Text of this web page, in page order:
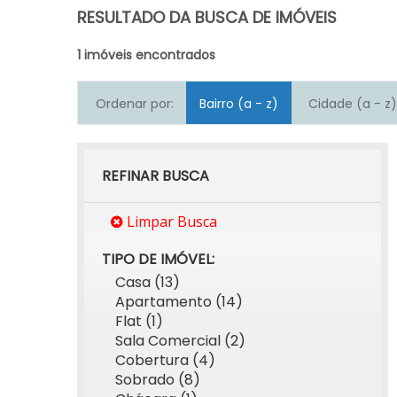
RESULTADO DA BUSCA DE IMÓVEIS
1 imóveis encontrados
Ordenar por: Bairro (a - z) Cidade (a - z)
REFINAR BUSCA
Limpar Busca
TIPO DE IMÓVEL:
Casa (13)
Apartamento (14)
Flat (1)
Sala Comercial (2)
Cobertura (4)
Sobrado (8)